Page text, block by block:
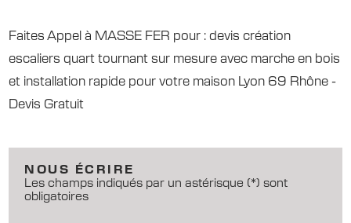
Faites Appel à MASSE FER pour : devis création
escaliers quart tournant sur mesure avec marche en bois
et installation rapide pour votre maison Lyon 69 Rhône -
Devis Gratuit
NOUS ÉCRIRE
Les champs indiqués par un astérisque (*) sont
obligatoires